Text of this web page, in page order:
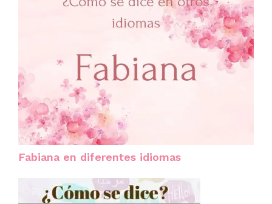
Fabiana en diferentes idiomas